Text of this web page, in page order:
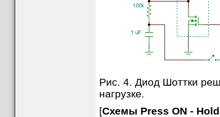
Рис. 4. Диод Шоттки
нагрузке.
[Схемы Press ON -